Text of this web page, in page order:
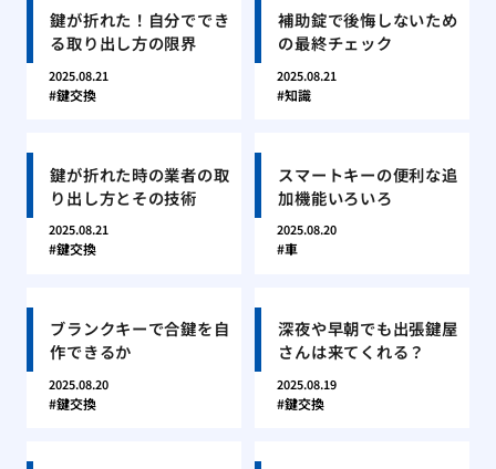
鍵が折れた！自分ででき
る取り出し方の限界
2025.08.21
鍵交換
補助錠で後悔しないため
の最終チェック
2025.08.21
知識
鍵が折れた時の業者の取
り出し方とその技術
2025.08.21
鍵交換
スマートキーの便利な追
加機能いろいろ
2025.08.20
車
ブランクキーで合鍵を自
作できるか
2025.08.20
鍵交換
深夜や早朝でも出張鍵屋
さんは来てくれる？
2025.08.19
鍵交換